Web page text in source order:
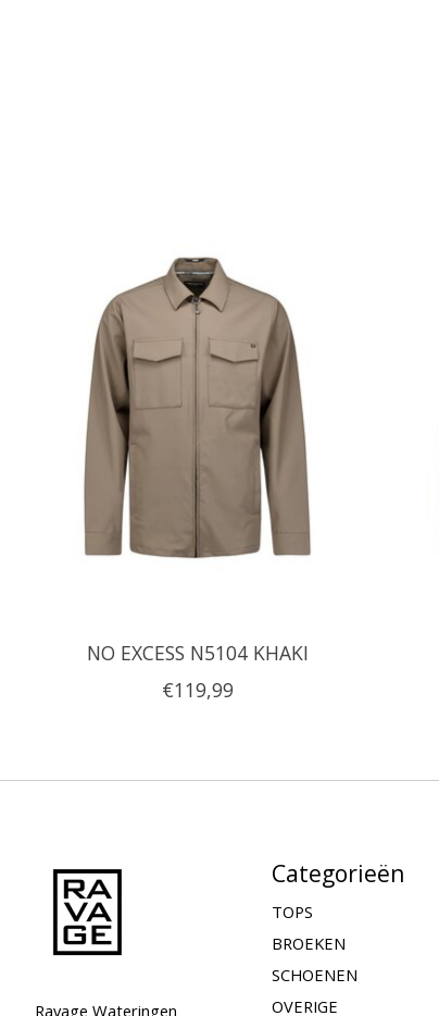
NO EXCESS N5104 KHAKI
€119,99
Ravage Wateringen
Categorieën
TOPS
BROEKEN
SCHOENEN
OVERIGE